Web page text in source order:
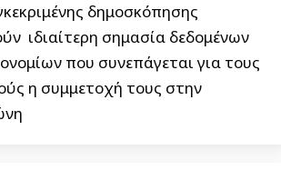
δημοσκόπησης
ιδιαίτερη σημασία δεδομένων
που συνεπάγεται για τους
η συμμετοχή τους στην